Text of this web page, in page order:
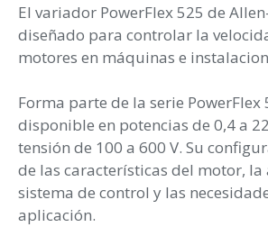
El variador PowerFlex 525 de
diseñado para controlar la
motores en máquinas e
Forma parte de la serie PowerFlex
disponible en potencias de 0,4 a
tensión de 100 a 600 V. Su
de las características del motor, la
sistema de control y las
aplicación.